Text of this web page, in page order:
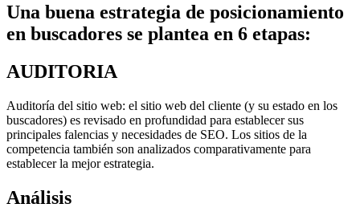
Una buena estrategia de posicionamiento
en buscadores se plantea en 6 etapas:
AUDITORIA
Auditoría del sitio web: el sitio web del cliente (y su estado en los
buscadores) es revisado en profundidad para establecer sus
principales falencias y necesidades de SEO. Los sitios de la
competencia también son analizados comparativamente para
establecer la mejor estrategia.
Análisis